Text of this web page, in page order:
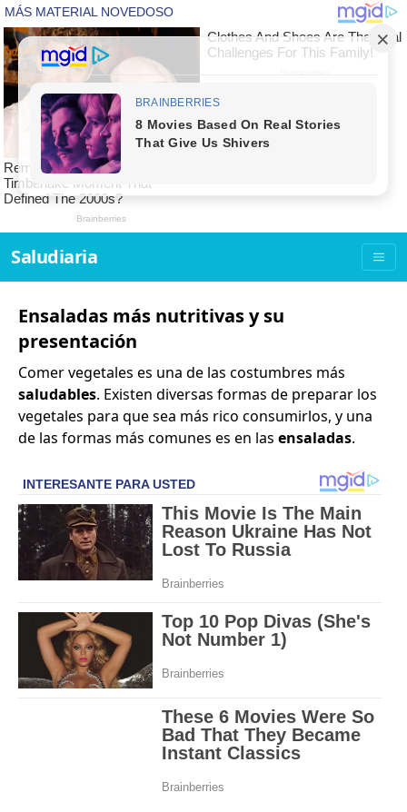
Saludiaria
Ensaladas más nutritivas y su
presentación
Comer vegetales es una de las costumbres más
saludables. Existen diversas formas de preparar los
vegetales para que sea más rico consumirlos, y una
de las formas más comunes es en las ensaladas.